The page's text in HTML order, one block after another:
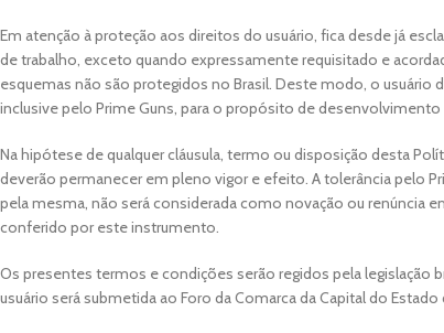
Em atenção à proteção aos direitos do usuário, fica desde já
de trabalho, exceto quando expressamente requisitado e
esquemas não são protegidos no Brasil. Deste modo, o usuário
inclusive pelo Prime Guns, para o propósito de
Na hipótese de qualquer cláusula, termo ou disposição desta
deverão permanecer em pleno vigor e efeito. A tolerância pelo
pela mesma, não será considerada como novação ou renúncia
conferido por este instrumento.
Os presentes termos e condições serão regidos pela legislação
usuário será submetida ao Foro da Comarca da Capital do